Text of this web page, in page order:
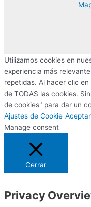
Utilizamos cookies en
experiencia más
repetidas. Al hacer clic
de TODAS las cookies.
de cookies" para dar un
Ajustes de Cookie
Manage consent
Cerrar
Privacy